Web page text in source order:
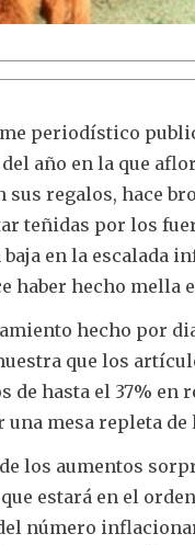
periodístico
año en la que
sus regalos, hace
teñidas por los
baja en la escalada
haber hecho mella
hecho por
que los
de hasta el 37% en
una mesa repleta
los aumentos
estará en el
número